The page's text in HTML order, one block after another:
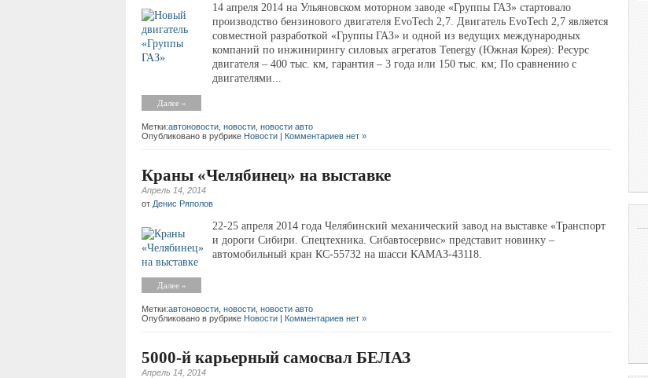
14 апреля 2014 на Ульяновском моторном заводе «Группы ГАЗ» стартовало
производство бензинового двигателя EvoTech 2,7. Двигатель EvoTech 2,7 является
совместной разработкой «Группы ГАЗ» и одной из ведущих международных
компаний по инжинирингу силовых агрегатов Tenergy (Южная Корея): Ресурс
двигателя – 400 тыс. км, гарантия – 3 года или 150 тыс. км; По сравнению с
двигателями...
Далее »
Метки:автоновости новости новости авто
Опубликовано в рубрике Новости | Комментариев нет »
Краны «Челябинец» на выставке
Апрель 14, 2014
от Денис Ряполов
22-25 апреля 2014 года Челябинский механический завод на выставке «Транспорт
и дороги Сибири. Спецтехника. Сибавтосервис» представит новинку –
автомобильный кран КС-55732 на шасси КАМАЗ-43118.
Далее »
Метки:автоновости новости новости авто
Опубликовано в рубрике Новости | Комментариев нет »
5000-й карьерный самосвал БЕЛАЗ
Апрель 14, 2014